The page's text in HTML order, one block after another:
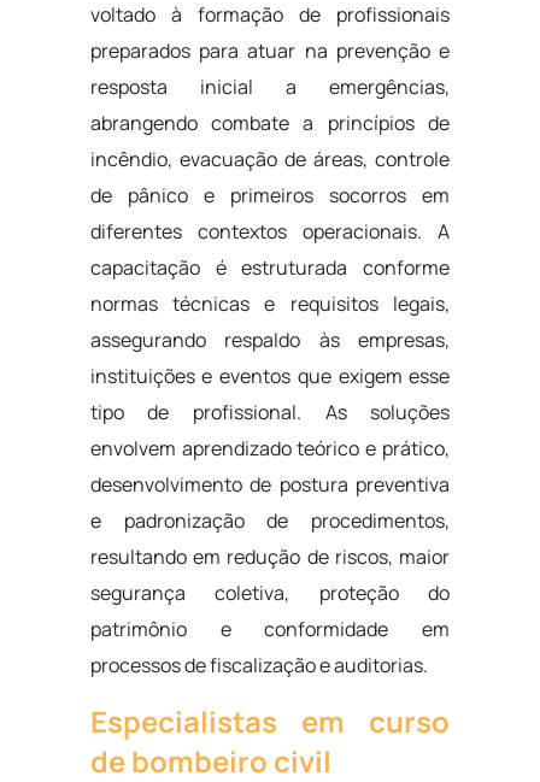
voltado à formação de profissionais
preparados para atuar na prevenção e
resposta inicial a emergências,
abrangendo combate a princípios de
incêndio, evacuação de áreas, controle
de pânico e primeiros socorros em
diferentes contextos operacionais. A
capacitação é estruturada conforme
normas técnicas e requisitos legais,
assegurando respaldo às empresas,
instituições e eventos que exigem esse
tipo de profissional. As soluções
envolvem aprendizado teórico e prático,
desenvolvimento de postura preventiva
e padronização de procedimentos,
resultando em redução de riscos, maior
segurança coletiva, proteção do
patrimônio e conformidade em
processos de fiscalização e auditorias.
Especialistas em curso
de bombeiro civil